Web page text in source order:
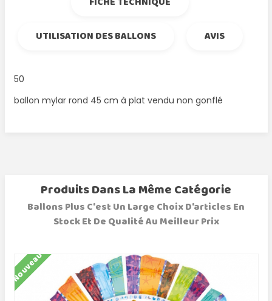
UTILISATION DES BALLONS
AVIS
50
ballon mylar rond 45 cm à plat vendu non gonflé
Produits Dans La Même Catégorie
Ballons Plus C'est Un Large Choix D'articles En
Stock Et De Qualité Au Meilleur Prix
Nouveau